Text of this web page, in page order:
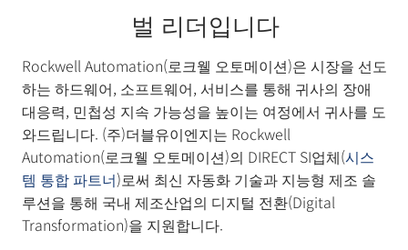
벌 리더입니다
Rockwell Automation(로크웰 오토메이션)은 시장을 선도
하는 하드웨어, 소프트웨어, 서비스를 통해 귀사의 장애
대응력, 민첩성 지속 가능성을 높이는 여정에서 귀사를 도
와드립니다. (주)더블유이엔지는 Rockwell
Automation(로크웰 오토메이션)의 DIRECT SI업체(시스
템 통합 파트너)로써 최신 자동화 기술과 지능형 제조 솔
루션을 통해 국내 제조산업의 디지털 전환(Digital
Transformation)을 지원합니다.